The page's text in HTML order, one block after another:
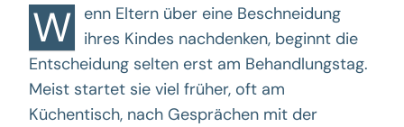
W
enn Eltern über eine Beschneidung
ihres Kindes nachdenken, beginnt die
Entscheidung selten erst am Behandlungstag.
Meist startet sie viel früher, oft am
Küchentisch, nach Gesprächen mit der